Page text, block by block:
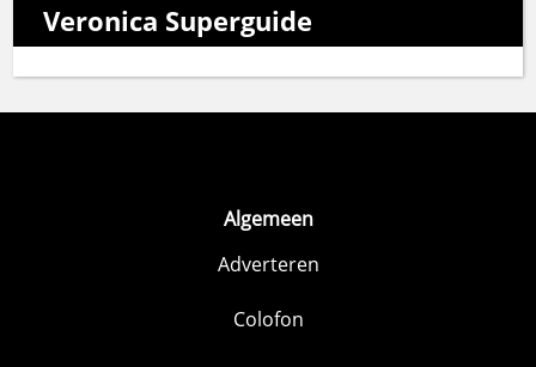
Veronica Superguide
Algemeen
Adverteren
Colofon